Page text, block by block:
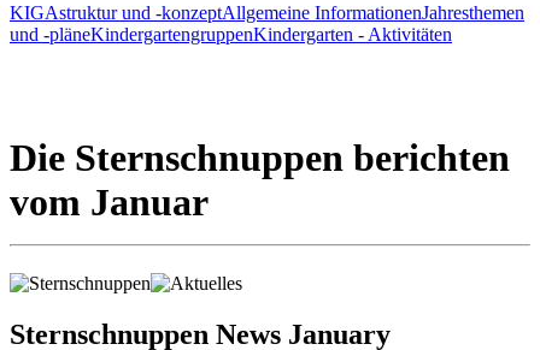
KIGAstruktur und -konzeptAllgemeine InformationenJahresthemen
und -pläneKindergartengruppenKindergarten - Aktivitäten
Die Sternschnuppen berichten
vom Januar
Sternschnuppen News January